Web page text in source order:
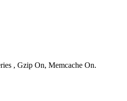
, Gzip On, Memcache On.